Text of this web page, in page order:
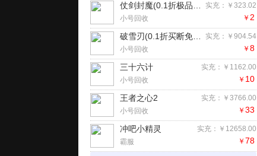
实充：￥323.02
仗剑封魔(0.1折极品侠客任选)H5
小号回收 ￥ 2
实充：￥904.54
破雪刃(0.1折买断免费版)手游
小号回收 ￥ 8
实充：￥1162.00
三十六计
小号回收 ￥ 10
实充：￥3766.00
王者之心2
小号回收 ￥ 33
实充：￥12658.00
冲吧小精灵
霸服 ￥ 78